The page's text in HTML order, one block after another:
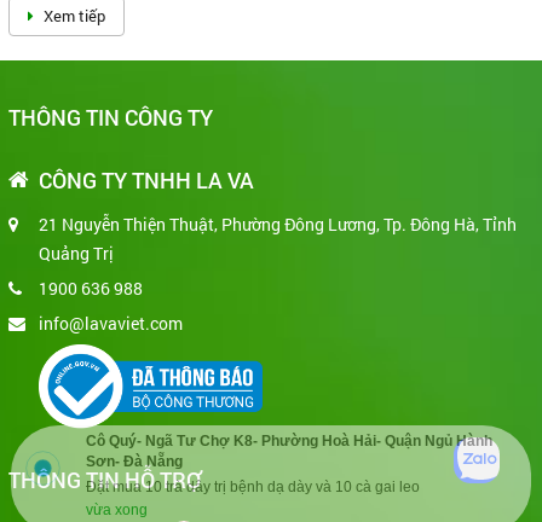
10 Bí quyết giảm cân sau khi sinh
18/07/2012
Khi mang thai, trọng lượng cơ thể của người mẹ có thể tăng lên từ 12-
20 kg. Sau chuyến vượt cạn, bạn cảm thấy...
Xem tiếp
THÔNG TIN CÔNG TY
CÔNG TY TNHH LA VA
Cô Quý- Ngã Tư Chợ K8- Phường Hoà Hải- Quận Ngủ Hành
Sơn- Đà Nẵng
Đặt mua 10 trà dây trị bệnh dạ dày và 10 cà gai leo
vừa xong